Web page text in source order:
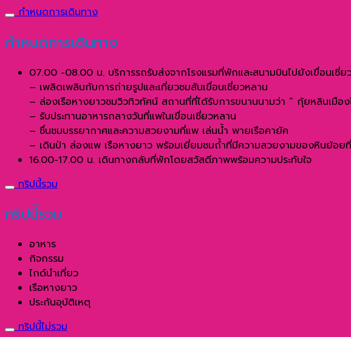
กำหนดการเดินทาง
กำหนดการเดินทาง
07.00 -08.00 น. บริการรถรับส่งจากโรงแรมที่พักและสนามบินไปยังเขื่อนเชี่ย
– เพลิดเพลินกับการถ่ายรูปและเที่ยวชมสันเขื่อนเชี่ยวหลาน
– ล่องเรือหางยาวชมวิวทิวทัศน์ สถานที่ที่ได้รับการขนานนามว่า “ กุ้ยหลินเมือ
– รับประทานอาหารกลางวันที่แพในเขื่อนเชี่ยวหลาน
– ชื่นชมบรรยากาศและความสวยงามที่แพ เล่นน้ำ พายเรือคายัค
– เดินป่า ล่องแพ เรือหางยาว พร้อมเยี่ยมชมถ้ำที่มีความสวยงามของหินย้อย
16.00-17.00 น. เดินทางกลับที่พักโดยสวัสดีภาพพร้อมความประทับใจ
ทริปนี้รวม
ทริปนี้รวม
อาหาร
กิจกรรม
ไกด์นำเที่ยว
เรือหางยาว
ประกันอุบัติเหตุ
ทริปนี้ไม่รวม